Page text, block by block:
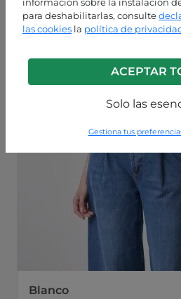
para deshabilitarlas, consulte
las cookies la política de
ACEPTAR
Solo las
Gestiona tus
Blanco